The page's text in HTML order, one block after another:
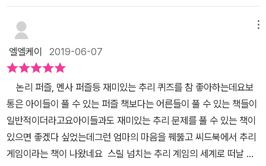
도 못맞추길 바라는 것 같아요.맞추면 기분나빠 하더라구요. ㅎㅎ정
말 오랫만에 안쓰던 부분의 뇌를 쓰는 기분이예요.아이들 두뇌발달에
도 굉장히 좋을 것 같다는 생각이 듭니다.이 책에 나오는 사건의 배경
은 여러 곳이예요.궁전, 왕국, 강, 엘리베이터, 고층건물, 바다 등이요.
그림도 잘 보면 하얀 바탕에 검은 펜으로 쓱쓱 그리고는두 가지 색을
이용해 부분부분 채색을 했는데요.그래서 뭔가 사건들과 더 잘 어울
리고 특별해 보여요.그림을 잘 보면 사건을 해결하는데 도움이 되기
도 합니다.미스테리한 살인사건처럼 좀 오싹한 사건도 있어요.사건에
하기 때문에처음에는 토리와 함께 추리를 해보다가 나중엔 토리가 정
답을 보고제가 질문을 해가면서 맞혀 보았답니다 고장 난 에어컨은
논리력을 요하는 사건이었어요난이도는 하였는데,저와 토리 둘 다 범
인을 못 맞혔어요논리력을 요하는 사건인데,저와 토리는 상상력을 발
휘했네요 ^^; 왼쪽 페이지의 지문을 잘 읽었다면충분히 맞힐 수 있는
문제였더라구요이 문제를 풀면서 논리력 표시가 있는 문제에 대해감
을 잡을 수 있었어요 상상력을 요하는 할아버지의 유산.이건 어디선
가 본 듯한 느낌이었는데 못 맞혔어요이것도 난이도는 하였는데 말이
죠그렇다고 난이도가 이보다 어려운 문제를풀지 못한 건 아녜요 ^
^ 논리력과 상상력을 발휘해서사건을 해결하는 <추리 게임>아이와
엘엘케이 2019-06-07
논리 퍼즐, 멘사 퍼즐등 재미있는 추리 퀴즈를 참 좋아하는데요보
통은 아이들이 풀 수 있는 퍼즐 책보다는 어른들이 풀 수 있는 책들이
일반적이더라고요아이들과도 재미있는 추리 문제를 풀 수 있는 책이
있으면 좋겠다 싶었는데그런 엄마의 마음을 꿰뚫고 씨드북에서 추리
게임이라는 책이 나왔네요​​ 스릴 넘치는 추리 계임의 세계로 떠날 수